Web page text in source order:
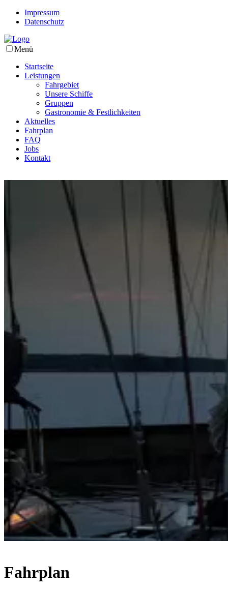
Impressum
Datenschutz
Menü
Startseite
Leistungen
Fahrgebiet
Unsere Schiffe
Gruppen
Gastronomie & Festlichkeiten
Aktuelles
Fahrplan
FAQ
Jobs
Kontakt
Fahrplan